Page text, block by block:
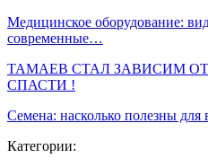
Медицинское оборудование:
современные…
ТАМАЕВ СТАЛ ЗАВИСИМ
СПАСТИ !
Семена: насколько полезны для
Категории: